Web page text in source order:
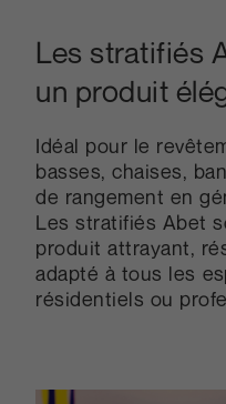
Les stratifiés
un produit
Idéal pour le
basses, chaises,
de rangement en
Les stratifiés Abet
produit attrayant,
adapté à tous les
résidentiels ou